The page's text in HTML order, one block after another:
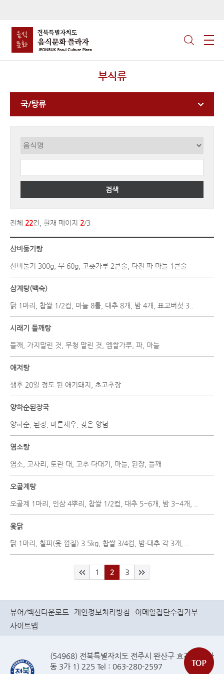
부식류
국/탕류
검색
전체 22건, 현재 페이지 2/3
산비둘기탕
산비둘기 300g, 무 60g, 고춧가루 2큰술, 다진 파·마늘 1큰술
삼계탕(백숙)
닭 1마리, 찹쌀 1/2컵, 마늘 8톨, 대추 8개, 밤 4개, 표고버섯 3..
시래기 들깨탕
들깨, 가지말린 것, 무청 말린 것, 멥쌀가루, 파, 마늘
애저탕
생후 20일 정도 된 애기돼지, 초고추장
양하순된장국
양하순, 된장, 마른새우, 갖은 양념
염소탕
염소, 고사리, 토란 대, 고추 다대기, 마늘, 된장, 들깨
오골계탕
오골계 1마리, 인삼 4뿌리, 찹쌀 1/2컵, 대추 5~6개, 밤 3~4개, ..
옻닭
닭 1마리, 칠피(옻 껍질) 3.5kg, 찹쌀 3/4컵, 밤·대추 각 3개, ..
1 2 3
뷰어/백신다운로드 개인정보처리방침
이메일집단수집거부
사이트맵
(54968) 전북특별자치도 전주시 완산구 효자로(효자
동 3가 1) 225 Tel : 063-280-2597